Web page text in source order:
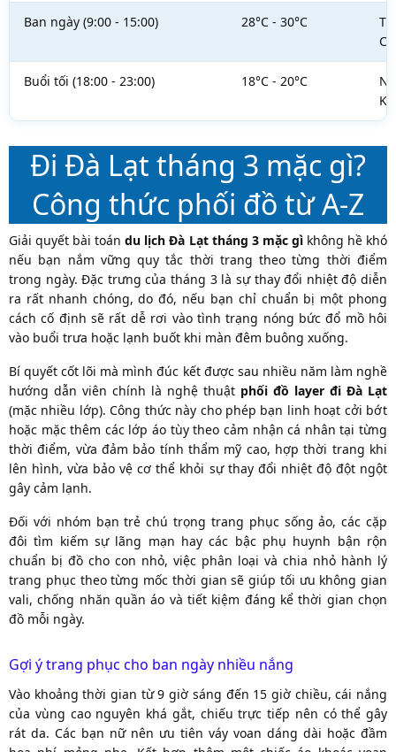
Ban ngày (9:00 - 15:00) 28°C - 30°C
Buổi tối (18:00 - 23:00) 18°C - 20°C
Đi Đà Lạt tháng 3 mặc gì?
Công thức phối đồ từ A-Z
Giải quyết bài toándu lịch Đà Lạt tháng 3 mặc gìkhông hề khó
nếu bạn nắm vững quy tắc thời trang theo từng thời điểm
trong ngày. Đặc trưng của tháng 3 là sự thay đổi nhiệt độ diễn
ra rất nhanh chóng, do đó, nếu bạn chỉ chuẩn bị một phong
cách cố định sẽ rất dễ rơi vào tình trạng nóng bức đổ mồ hôi
vào buổi trưa hoặc lạnh buốt khi màn đêm buông xuống.
Bí quyết cốt lõi mà mình đúc kết được sau nhiều năm làm nghề
hướng dẫn viên chính là nghệ thuật phối đồ layer đi Đà Lạt
(mặc nhiều lớp). Công thức này cho phép bạn linh hoạt cởi bớt
hoặc mặc thêm các lớp áo tùy theo cảm nhận cá nhân tại từng
thời điểm, vừa đảm bảo tính thẩm mỹ cao, hợp thời trang khi
lên hình, vừa bảo vệ cơ thể khỏi sự thay đổi nhiệt độ đột ngột
gây cảm lạnh.
Đối với nhóm bạn trẻ chú trọng trang phục sống ảo, các cặp
đôi tìm kiếm sự lãng mạn hay các bậc phụ huynh bận rộn
chuẩn bị đồ cho con nhỏ, việc phân loại và chia nhỏ hành lý
trang phục theo từng mốc thời gian sẽ giúp tối ưu không gian
vali, chống nhăn quần áo và tiết kiệm đáng kể thời gian chọn
đồ mỗi ngày.
Gợi ý trang phục cho ban ngày nhiều nắng
Vào khoảng thời gian từ 9 giờ sáng đến 15 giờ chiều, cái nắng
của vùng cao nguyên khá gắt, chiếu trực tiếp nên có thể gây
rát da. Các bạn nữ nên ưu tiên váy voan dáng dài hoặc đầm